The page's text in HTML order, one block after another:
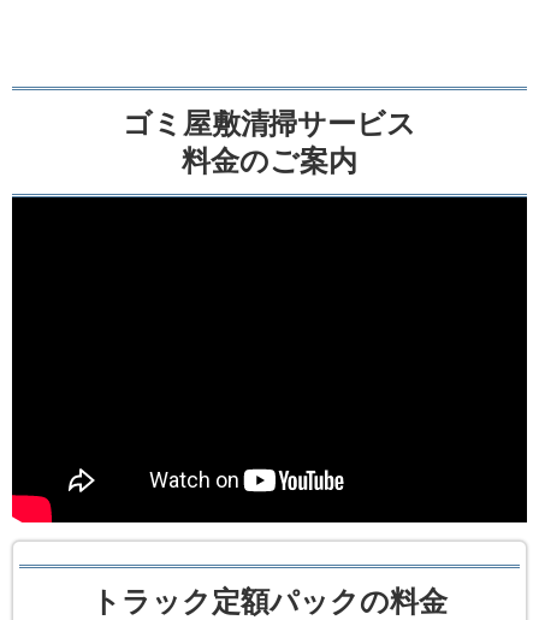
ゴミ屋敷清掃サービス
料金のご案内
トラック定額パックの料金